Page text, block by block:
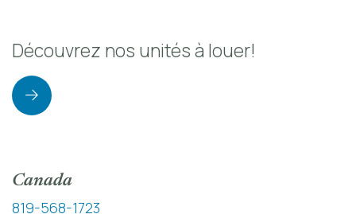
Découvrez nos unités à louer!
Canada
819-568-1723